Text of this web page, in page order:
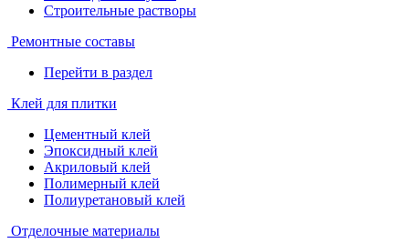
Строительные растворы
Ремонтные составы
Перейти в раздел
Клей для плитки
Цементный клей
Эпоксидный клей
Акриловый клей
Полимерный клей
Полиуретановый клей
Отделочные материалы